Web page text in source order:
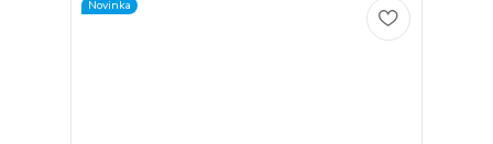
Novinka